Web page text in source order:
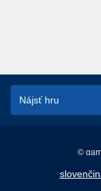
©
English